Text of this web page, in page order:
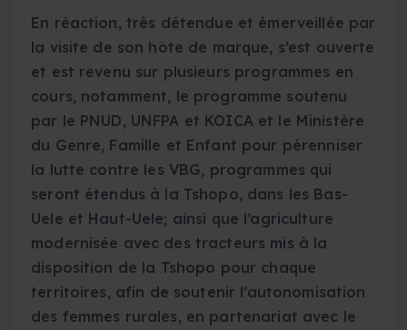
En réaction, très détendue et émerveillée par
la visite de son hôte de marque, s’est ouverte
et est revenu sur plusieurs programmes en
cours, notamment, le programme soutenu
par le PNUD, UNFPA et KOICA et le Ministère
du Genre, Famille et Enfant pour pérenniser
la lutte contre les VBG, programmes qui
seront étendus à la Tshopo, dans les Bas-
Uele et Haut-Uele; ainsi que l’agriculture
modernisée avec des tracteurs mis à la
disposition de la Tshopo pour chaque
territoires, afin de soutenir l’autonomisation
des femmes rurales, en partenariat avec le